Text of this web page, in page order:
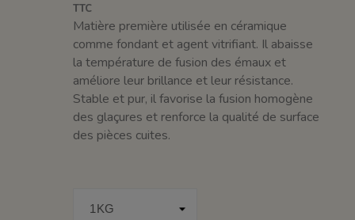
TTC
Matière première utilisée en céramique
comme fondant et agent vitrifiant. Il abaisse
la température de fusion des émaux et
améliore leur brillance et leur résistance.
Stable et pur, il favorise la fusion homogène
des glaçures et renforce la qualité de surface
des pièces cuites.